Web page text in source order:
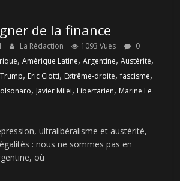
de la finance
La Rédaction 1093 Vues
0
,Amérique Latine,Argentine,Austérité,
, Eric Ciotti, Extrême-droite,fascisme,
, Javier Milei, Libertarien, Marine Le
ultralibéralisme et austérité,
: nous ne sommes pas en
où